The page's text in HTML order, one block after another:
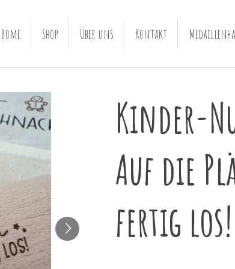
Home Shop Über uns Kontakt
Kinder-
Auf die
fertig los!